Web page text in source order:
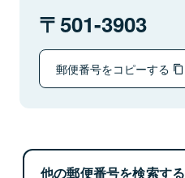
501-3903
郵便番号をコピーする
他の郵便番号を検索する